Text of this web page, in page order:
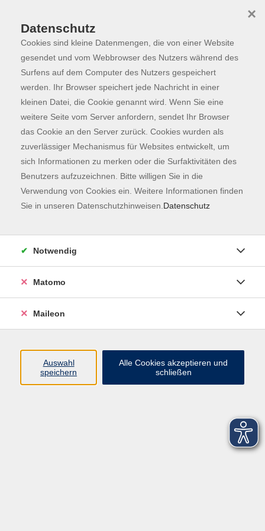
Skip to main content
Programm
Der Kurs konnte nicht gefunden werden.
Kontaktformular
Impressum
AGB
Datenschutzerklärung
Datenschutz
Cookies sind kleine Datenmengen, die von einer Website
gesendet und vom Webbrowser des Nutzers während des
Surfens auf dem Computer des Nutzers gespeichert
werden. Ihr Browser speichert jede Nachricht in einer
kleinen Datei, die Cookie genannt wird. Wenn Sie eine
weitere Seite vom Server anfordern, sendet Ihr Browser
das Cookie an den Server zurück. Cookies wurden als
zuverlässiger Mechanismus für Websites entwickelt, um
sich Informationen zu merken oder die Surfaktivitäten des
Benutzers aufzuzeichnen. Bitte willigen Sie in die
Verwendung von Cookies ein. Weitere Informationen finden
Sie in unseren Datenschutzhinweisen. Datenschutz
×
Notwendig
Matomo
Maileon
Auswahl
speichern
Alle Cookies akzeptieren und
schließen